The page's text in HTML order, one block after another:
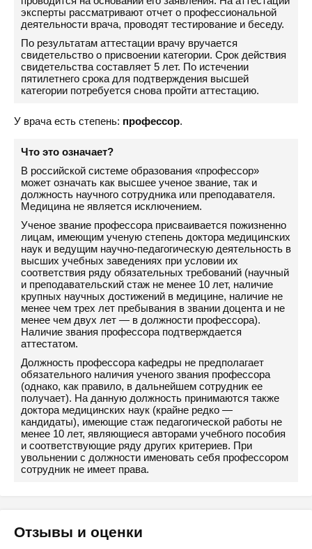
эксперты рассматривают отчет о профессиональной
деятельности врача, проводят тестирование и беседу.
По результатам аттестации врачу вручается
свидетельство о присвоении категории. Срок действия
свидетельства составляет 5 лет. По истечении
пятилетнего срока для подтверждения высшей
категории потребуется снова пройти аттестацию.
У врача есть степень: профессор.
Что это означает?
В российской системе образования «профессор»
может означать как высшее ученое звание, так и
должность научного сотрудника или преподавателя.
Медицина не является исключением.
Ученое звание профессора присваивается пожизненно
лицам, имеющим ученую степень доктора медицинских
наук и ведущим научно-педагогическую деятельность в
высших учебных заведениях при условии их
соответствия ряду обязательных требований (научный
и преподавательский стаж не менее 10 лет, наличие
крупных научных достижений в медицине, наличие не
менее чем трех лет пребывания в звании доцента и не
менее чем двух лет — в должности профессора).
Наличие звания профессора подтверждается
аттестатом.
Должность профессора кафедры не предполагает
обязательного наличия ученого звания профессора
(однако, как правило, в дальнейшем сотрудник ее
получает). На данную должность принимаются также
доктора медицинских наук (крайне редко —
кандидаты), имеющие стаж педагогической работы не
менее 10 лет, являющиеся авторами учебного пособия
и соответствующие ряду других критериев. При
увольнении с должности именовать себя профессором
сотрудник не имеет права.
Отзывы и оценки